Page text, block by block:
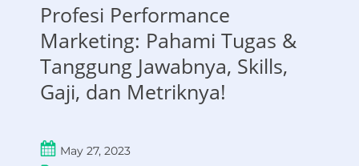
Profesi Performance
Marketing: Pahami Tugas &
Tanggung Jawabnya, Skills,
Gaji, dan Metriknya!
May 27, 2023